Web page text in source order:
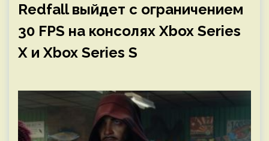
Redfall выйдет с ограничением
30 FPS на консолях Xbox Series
X и Xbox Series S